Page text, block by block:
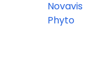
Novavis
Phyto